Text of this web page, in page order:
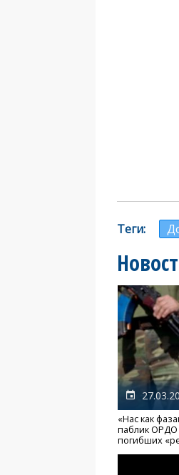
Теги
«Нас как
паблик ОРДО
погибших